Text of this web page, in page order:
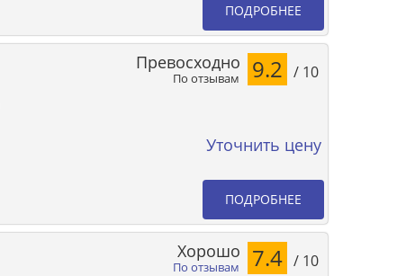
ПОДРОБНЕЕ
По отзывам
Превосходно 9.2 / 10
Уточнить цену
ПОДРОБНЕЕ
По отзывам
Хорошо 7.4 / 10